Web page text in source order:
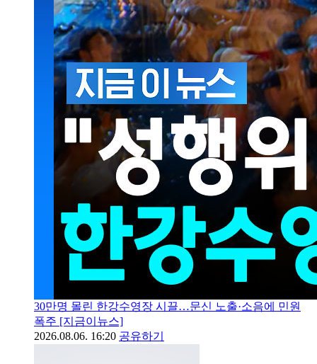
30만명 몰린 한강수영장 시끌…문신 노출·소음에 민원
폭주 [지금이뉴스]
2026.08.06. 16:20 공유하기